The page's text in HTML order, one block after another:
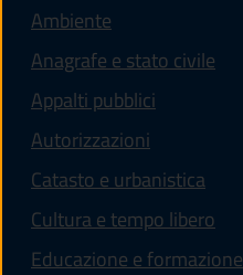
Ambiente
Anagrafe e stato civile
Appalti pubblici
Autorizzazioni
Catasto e urbanistica
Cultura e tempo libero
Educazione e formazione